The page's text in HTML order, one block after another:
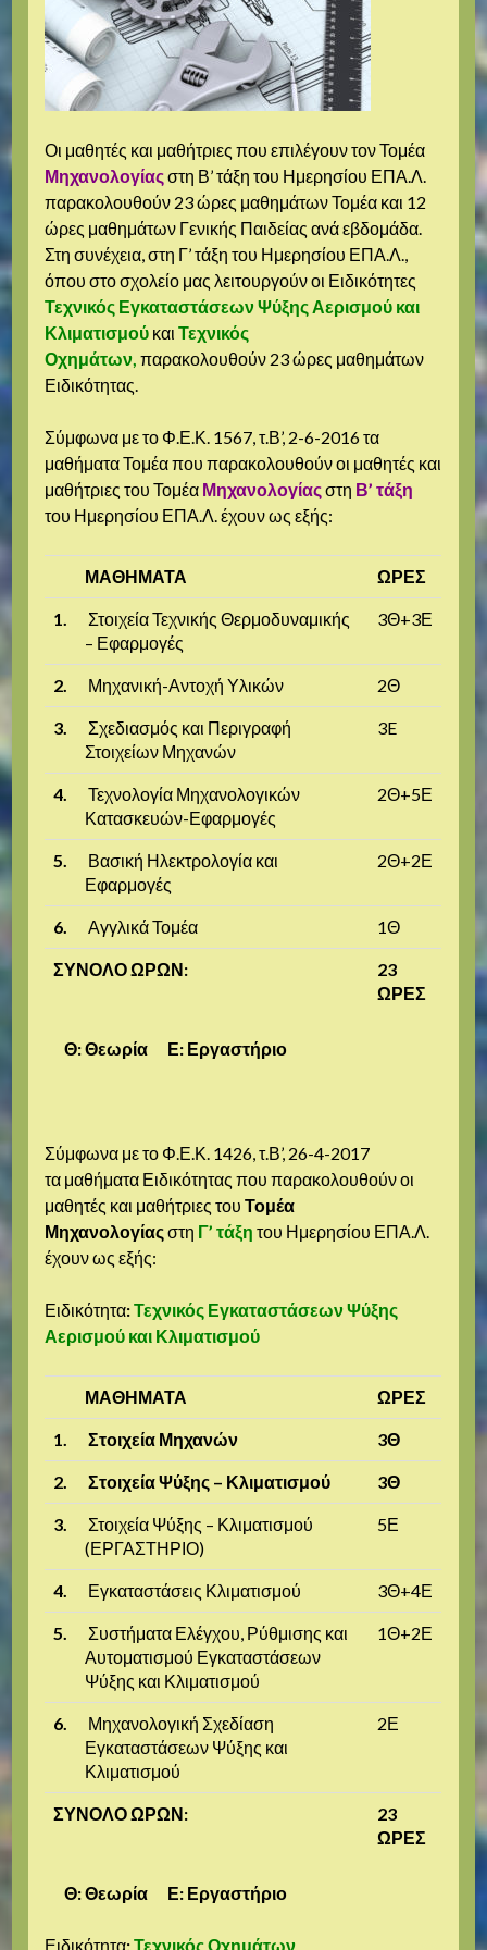
Οι μαθητές και μαθήτριες που επιλέγουν τον Τομέα
Μηχανολογίαςστη Β’ τάξη του Ημερησίου ΕΠΑ.Λ.
παρακολουθούν 23 ώρες μαθημάτων Τομέα και 12
ώρες μαθημάτων Γενικής Παιδείας ανά εβδομάδα.
Στη συνέχεια, στη Γ’ τάξη του Ημερησίου ΕΠΑ.Λ.,
όπου στο σχολείο μας λειτουργούν οι Ειδικότητες
Τεχνικός Εγκαταστάσεων Ψύξης Αερισμού και
Κλιματισμού καιΤεχνικός
Οχημάτων, παρακολουθούν 23 ώρες μαθημάτων
Ειδικότητας.
Σύμφωνα με το Φ.Ε.Κ. 1567, τ.Β’, 2-6-2016 τα
μαθήματα Τομέα που παρακολουθούν οι μαθητές και
μαθήτριες του Τομέα Μηχανολογίαςστη Β’ τάξη
του Ημερησίου ΕΠΑ.Λ. έχουν ως εξής:
ΜΑΘΗΜΑΤΑ ΩΡΕΣ
1.
Στοιχεία Τεχνικής Θερμοδυναμικής
– Εφαρμογές
3Θ+3Ε
2. Μηχανική-Αντοχή Υλικών 2Θ
3.
Σχεδιασμός και Περιγραφή
Στοιχείων Μηχανών
3E
4.
Τεχνολογία Μηχανολογικών
Κατασκευών-Εφαρμογές
2Θ+5Ε
5.
Βασική Ηλεκτρολογία και
Εφαρμογές
2Θ+2Ε
6. Αγγλικά Τομέα 1Θ
ΣΥΝΟΛΟ ΩΡΩΝ:
23
ΩΡΕΣ
Θ: Θεωρία Ε: Εργαστήριο
Σύμφωνα με το Φ.Ε.Κ. 1426, τ.Β’, 26-4-2017
τα μαθήματα Ειδικότητας που παρακολουθούν οι
μαθητές και μαθήτριες τουΤομέα
Μηχανολογίαςστη Γ’ τάξη του Ημερησίου ΕΠΑ.Λ.
έχουν ως εξής:
Ειδικότητα:Τεχνικός Εγκαταστάσεων Ψύξης
Αερισμού και Κλιματισμού
ΜΑΘΗΜΑΤΑ ΩΡΕΣ
1. Στοιχεία Μηχανών 3Θ
2. Στοιχεία Ψύξης – Κλιματισμού 3Θ
3.
Στοιχεία Ψύξης – Κλιματισμού
(ΕΡΓΑΣΤΗΡΙΟ)
5Ε
4. Εγκαταστάσεις Κλιματισμού 3Θ+4Ε
5.
Συστήματα Ελέγχου, Ρύθμισης και
Αυτοματισμού Εγκαταστάσεων
Ψύξης και Κλιματισμού
1Θ+2Ε
6.
Μηχανολογική Σχεδίαση
Εγκαταστάσεων Ψύξης και
Κλιματισμού
2Ε
ΣΥΝΟΛΟ ΩΡΩΝ:
23
ΩΡΕΣ
Θ: Θεωρία Ε: Εργαστήριο
Ειδικότητα:Τεχνικός Οχημάτων